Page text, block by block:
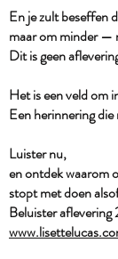
En je zult beseffen
maar om minder —
Dit is geen
Het is een veld om
Een herinnering
Luister nu,
en ontdek waarom
stopt met doen
Beluister aflevering